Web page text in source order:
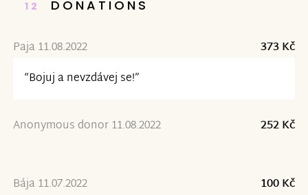
12 DONATIONS
Paja 11.08.2022
373 Kč
“Bojuj a nevzdávej se!”
Anonymous donor 11.08.2022 252 Kč
Bája 11.07.2022 100 Kč